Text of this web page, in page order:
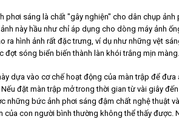
Tìm kiếm
phơi sáng là chất "gây nghiện" cho dân chụp ảnh
này hầu như chỉ áp dụng cho dòng máy ảnh
ra hình ảnh rất đặc trưng, ví dụ như những vệt
đợt sóng biển biến thành làn khói trắng mịn
dựa vào cơ chế hoạt động của màn trập để đưa
đặt màn trập mở trong thời gian từ vài giây
những bức ảnh phơi sáng đậm chất nghệ thuật
của con người bình thường không thể thấy được.